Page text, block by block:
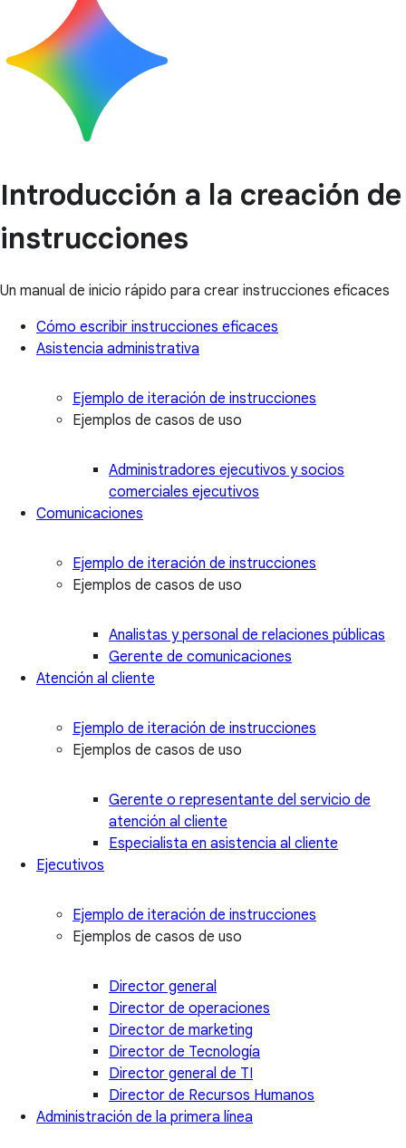
Introducción a la creación de
instrucciones
Un manual de inicio rápido para crear instrucciones eficaces
Cómo escribir instrucciones eficaces
Asistencia administrativa
Ejemplo de iteración de instrucciones
Ejemplos de casos de uso
Administradores ejecutivos y socios
comerciales ejecutivos
Comunicaciones
Ejemplo de iteración de instrucciones
Ejemplos de casos de uso
Analistas y personal de relaciones públicas
Gerente de comunicaciones
Atención al cliente
Ejemplo de iteración de instrucciones
Ejemplos de casos de uso
Gerente o representante del servicio de
atención al cliente
Especialista en asistencia al cliente
Ejecutivos
Ejemplo de iteración de instrucciones
Ejemplos de casos de uso
Director general
Director de operaciones
Director de marketing
Director de Tecnología
Director general de TI
Director de Recursos Humanos
Administración de la primera línea